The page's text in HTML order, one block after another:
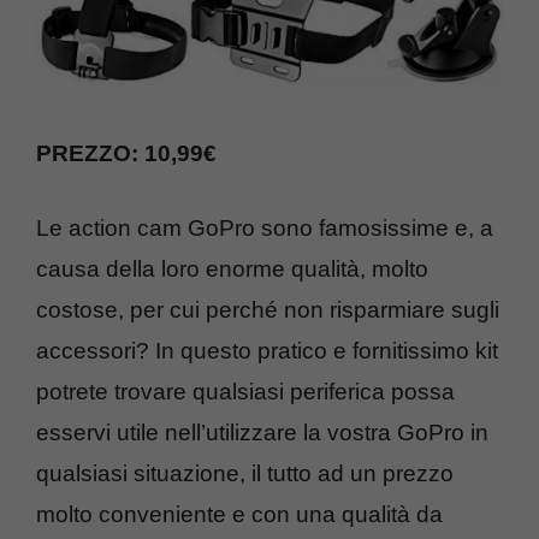
PREZZO: 10,99€
Le action cam GoPro sono famosissime e, a
causa della loro enorme qualità, molto
costose, per cui perché non risparmiare sugli
accessori? In questo pratico e fornitissimo kit
potrete trovare qualsiasi periferica possa
esservi utile nell’utilizzare la vostra GoPro in
qualsiasi situazione, il tutto ad un prezzo
molto conveniente e con una qualità da